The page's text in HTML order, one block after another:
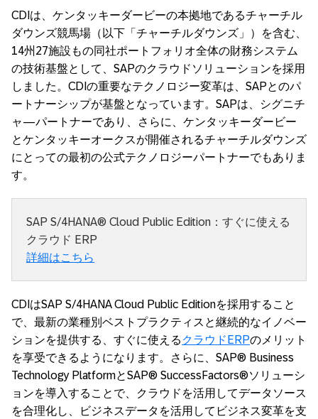
CDIは、ケンタッキーダービーの本拠地であるチャーチル
ダウンズ競馬場（以下「チャーチルダウンズ」）を含む、
14州27施設もの同社ポートフォリオ全体の財務システム
の技術基盤として、SAPのクラウドソリューションを採用
しました。CDIの重要なテクノロジー変革は、SAPとのパ
ートナーシップが基盤となっています。SAPは、シグニチ
ャ―パートナーであり、さらに、ケンタッキーダービー
とケンタッキーオークスが開催されるチャーチルダウンズ
にとっての最初の公式テクノロジーパートナーでもありま
す。
SAP S/4HANA® Cloud Public Edition：すぐに使える
クラウド ERP
詳細はこちら
CDIはSAP S/4HANA Cloud Public Editionを採用すること
で、最新の業種別ベストプラクティスと継続的なイノベー
ションを提供する、すぐに使える クラウドERPのメリット
を享受できるようになります。さらに、SAP® Business
Technology PlatformとSAP® SuccessFactors®ソリューシ
ョンを導入することで、クラウドを活用してデータソース
を合理化し、ビジネスデータを活用してビジネス変革を支